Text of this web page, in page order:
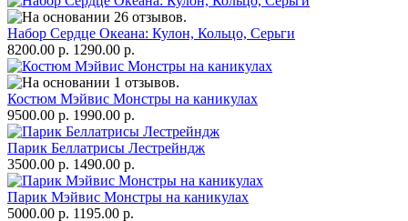
Набор Сердце Океана: Кулон, Кольцо, Серьги
8200.00 р. 1290.00 р.
Костюм Мэйвис Монстры на каникулах
9500.00 р. 1990.00 р.
Парик Беллатрисы Лестрейндж
3500.00 р. 1490.00 р.
Парик Мэйвис Монстры на каникулах
5000.00 р. 1195.00 р.